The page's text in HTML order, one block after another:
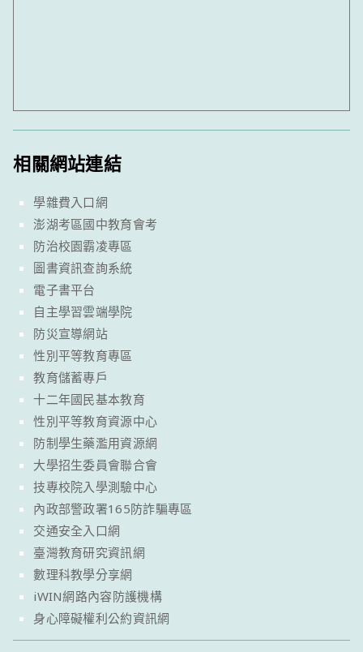
相關網站連結
學雜費入口網
澎湖考區國中教育會考
防治校園霸凌專區
圖書資訊查詢系統
電子書平台
自主學習雲端學院
防災宣導網站
性別平等教育專區
教育儲蓄專戶
十二年國民基本教育
性別平等教育資源中心
防制學生藥濫用資源網
大學招生委員會聯合會
技專校院入學測驗中心
內政部警政署165防詐騙專區
交通安全入口網
臺灣教育研究資訊網
數理科教學分享網
iWIN網路內容防護機構
身心障礙權利公約資訊網